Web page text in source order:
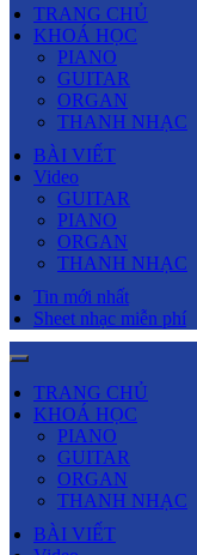
TRANG CHỦ
KHOÁ HỌC
PIANO
GUITAR
ORGAN
THANH NHẠC
BÀI VIẾT
Video
GUITAR
PIANO
ORGAN
THANH NHẠC
Tin mới nhất
Sheet nhạc miễn phí
TRANG CHỦ
KHOÁ HỌC
PIANO
GUITAR
ORGAN
THANH NHẠC
BÀI VIẾT